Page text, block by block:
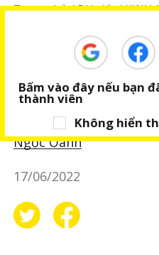
Trang chủ/Bài viết/KINH
Tìm hiểu về
KINH NGHIỆM SỐNG Thủ tục
Tìm hiểu về visa
Nhật
Ngọc Oanh
17/06/2022
Không hiển
Bấm vào đây nếu bạn
thành viên